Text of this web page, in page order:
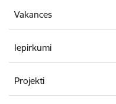
Vakances
Iepirkumi
Projekti